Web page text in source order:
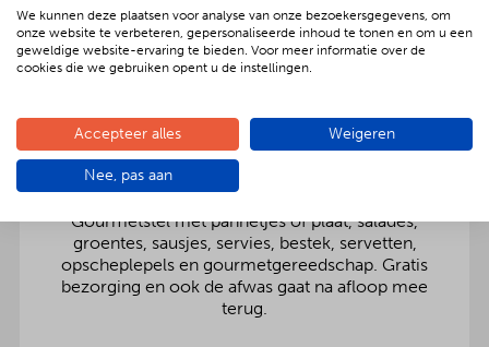
Rauwkost salade
Griekse salade
Onbezorgd dus ook inclusief:
Gourmetstel met pannetjes of plaat, salades,
groentes, sausjes, servies, bestek, servetten,
opscheplepels en gourmetgereedschap. Gratis
bezorging en ook de afwas gaat na afloop mee
terug.
We kunnen deze plaatsen voor analyse van onze bezoekersgegevens, om
onze website te verbeteren, gepersonaliseerde inhoud te tonen en om u een
geweldige website-ervaring te bieden. Voor meer informatie over de
cookies die we gebruiken opent u de instellingen.
Accepteer alles Weigeren
Nee, pas aan